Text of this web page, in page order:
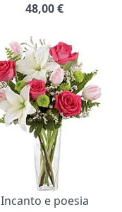
48,00€
Incanto e poesia